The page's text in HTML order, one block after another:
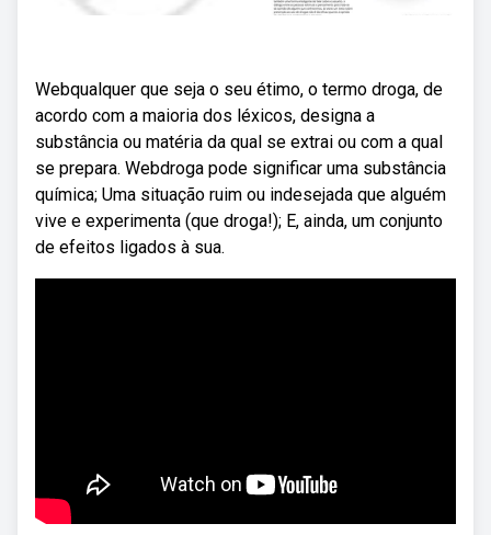
Webqualquer que seja o seu étimo, o termo droga, de
acordo com a maioria dos léxicos, designa a
substância ou matéria da qual se extrai ou com a qual
se prepara. Webdroga pode significar uma substância
química; Uma situação ruim ou indesejada que alguém
vive e experimenta (que droga!); E, ainda, um conjunto
de efeitos ligados à sua.